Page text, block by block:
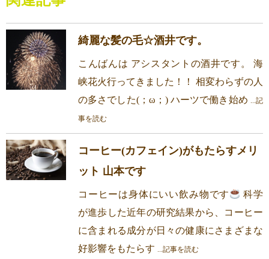
綺麗な髪の毛☆酒井です。
こんばんは アシスタントの酒井です。 海
峡花火行ってきました！！ 相変わらずの人
の多さでした(；ω；) ハーツで働き始め ...記
事を読む
コーヒー(カフェイン)がもたらすメリ
ット 山本です
コーヒーは身体にいい飲み物です
科学
が進歩した近年の研究結果から、コーヒー
に含まれる成分が日々の健康にさまざまな
好影響をもたらす ...記事を読む